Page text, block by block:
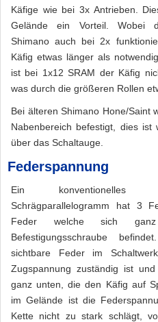
Käfige wie bei 3x Antrieben.
Gelände ein Vorteil. Wobei
Shimano auch bei 2x
Käfig etwas länger als
ist bei 1x12 SRAM der Käfig
was durch die größeren Rollen
Bei älteren Shimano Hone/Saint
Nabenbereich befestigt, dies ist
über das Schaltauge.
Federspannung
Ein konventionelles
Schrägparallelogramm hat 3
Feder welche sich
Befestigungsschraube
sichtbare Feder im
Zugspannung zuständig ist
ganz unten, die den Käfig auf
im Gelände ist die
Kette nicht zu stark schlägt,